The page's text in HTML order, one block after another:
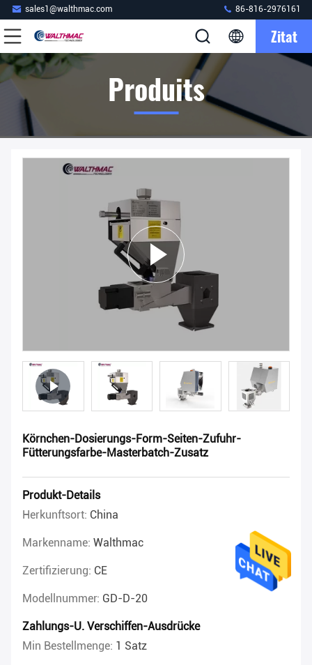
sales1@walthmac.com 86-816-2976161
Zitat
Produits
Körnchen-Dosierungs-Form-Seiten-Zufuhr-
Fütterungsfarbe-Masterbatch-Zusatz
Produkt-Details
Herkunftsort: China
Markenname: Walthmac
Zertifizierung: CE
Modellnummer: GD-D-20
Zahlungs-U. Verschiffen-Ausdrücke
Min Bestellmenge: 1 Satz